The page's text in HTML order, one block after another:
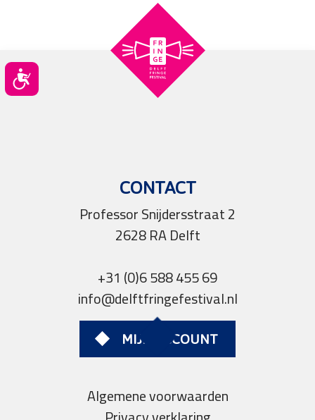
CONTACT
Professor Snijdersstraat 2
2628 RA Delft
+31 (0)6 588 455 69
info@delftfringefestival.nl
MIJN ACCOUNT
Algemene voorwaarden